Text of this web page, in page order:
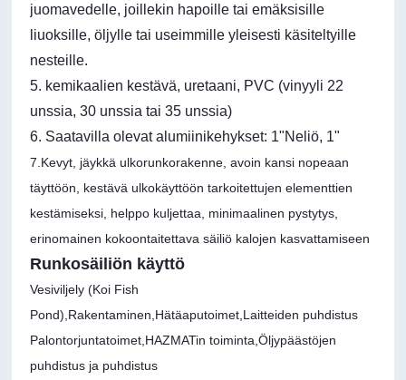
juomavedelle, joillekin hapoille tai emäksisille
liuoksille, öljylle tai useimmille yleisesti käsiteltyille
nesteille.
5. kemikaalien kestävä, uretaani, PVC (vinyyli 22
unssia, 30 unssia tai 35 unssia)
6. Saatavilla olevat alumiinikehykset: 1"Neliö, 1"
7.Kevyt, jäykkä ulkorunkorakenne, avoin kansi nopeaan
täyttöön, kestävä ulkokäyttöön tarkoitettujen elementtien
kestämiseksi, helppo kuljettaa, minimaalinen pystytys,
erinomainen kokoontaitettava säiliö kalojen kasvattamiseen
Runkosäiliön käyttö
Vesiviljely (Koi Fish
Pond), Rakentaminen, Hätäaputoimet, Laitteiden puhdistus
Palontorjuntatoimet, HAZMATin toiminta,Öljypäästöjen
puhdistus ja puhdistus